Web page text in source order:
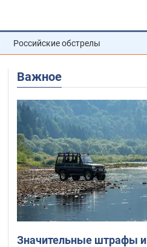
Российские обстрелы
Важное
Значительные штрафы и